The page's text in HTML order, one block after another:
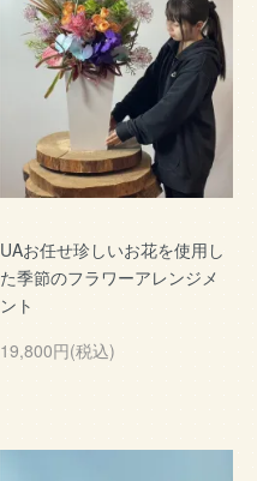
UAお任せ珍しいお花を使用し
た季節のフラワーアレンジメ
ント
19,800円(税込)